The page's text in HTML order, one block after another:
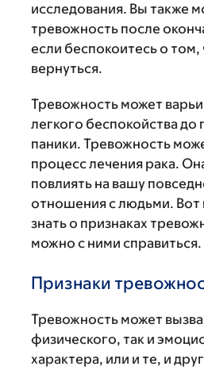
исследования. Вы также
тревожность после
если беспокоитесь о том,
вернуться.
Тревожность может
легкого беспокойства
паники. Тревожность
процесс лечения рака.
повлиять на вашу
отношения с людьми. Вот
знать о признаках
можно с ними справиться.
Признаки
Тревожность может
физического, так и
характера, или и те, и